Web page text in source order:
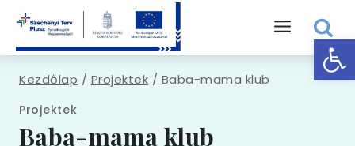
content
Kezdőlap / Projektek / Baba-mama klub
Projektek
Baba-mama klub